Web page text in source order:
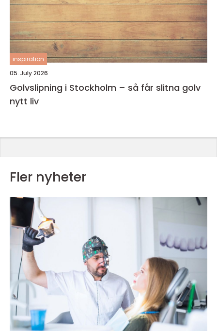
inspiration
05. July 2026
Golvslipning i Stockholm – så får slitna golv
nytt liv
Fler nyheter